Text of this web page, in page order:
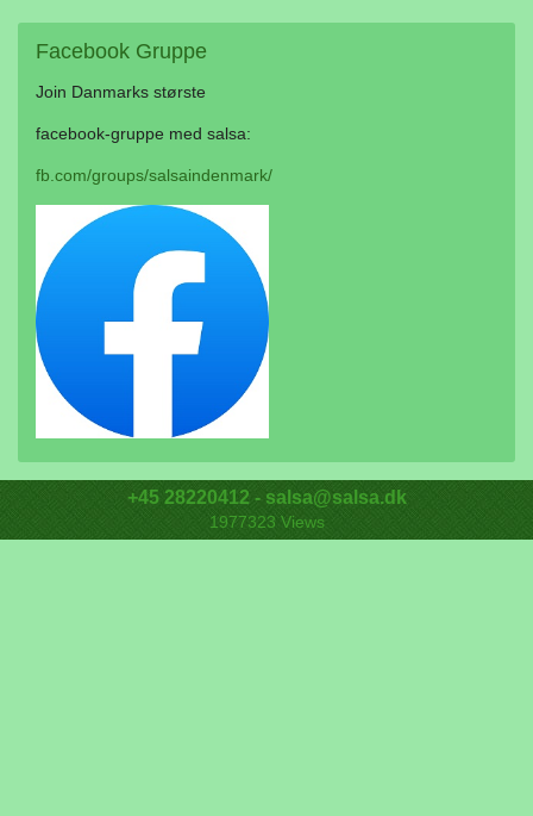
Facebook Gruppe
Join Danmarks største
facebook-gruppe med salsa:
fb.com/groups/salsaindenmark/
+45 28220412 - salsa@salsa.dk
1977323 Views